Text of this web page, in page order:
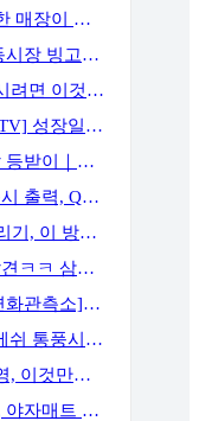
✨구글맵 리뷰만 관리한 매장이 오래 버티지 못하는 이유✨
[이벤트 마감 D-9] 경동시장 빙고판 채우고 마사지기, 아이스크림 등 받아가세요!
✨올리브영 매출 잡으시려면 이것만큼은 꼭 알고 계셔야 합니다✨
[질병관리청 아프지마TV] 성장일기 5화 OX 퀴즈 이벤트
카픽 차량용 메쉬 지압 등받이｜운전할 때도, 사무실에서도 허리까지 편안하게
행사 사진촬영 현장 즉시 출력, QR사진으로 다운로드 가능까지
✨SOOP TV 추천수 늘리기, 이 방법으로 해결할 수 있습니다✨
당첨자 많은 이벤트 발견ㅋㅋ 삼성스토어 블로그 포스트 공유 이벤트
[국가데이터처X생활변화관측소] 구독·댓글 이벤트
2026 신형 카픽 12팬 메쉬 통풍시트｜차 안 더위와 답답함을 줄여주는 차량용 통풍시트
✨인스타그램 계정 운영, 이것만큼은 꼭 알고 시작하세요✨
파이론텍스, 인조잔디, 야자매트 가장 저렴하게 공급합니다.